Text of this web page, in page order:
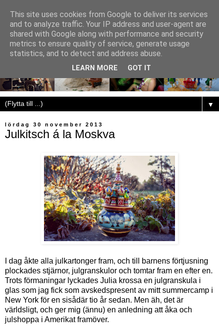
▼
lördag 30 november 2013
Julkitsch á la Moskva
I dag åkte alla julkartonger fram, och till barnens förtjusning
plockades stjärnor, julgranskulor och tomtar fram en efter en.
Trots förmaningar lyckades Julia krossa en julgranskula i
glas som jag fick som avskedspresent av mitt summercamp i
New York för en sisådär tio år sedan. Men äh, det är
världsligt, och ger mig (ännu) en anledning att åka och
julshoppa i Amerikat framöver.
This site uses cookies from Google to deliver its services
and to analyze traffic. Your IP address and user-agent are
shared with Google along with performance and security
metrics to ensure quality of service, generate usage
statistics, and to detect and address abuse.
LEARN MORE GOT IT